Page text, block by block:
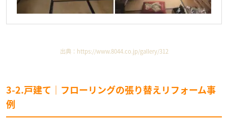
出典： https://www.8044.co.jp/gallery/312
3-2.戸建て｜フローリングの張り替えリフォーム事
例